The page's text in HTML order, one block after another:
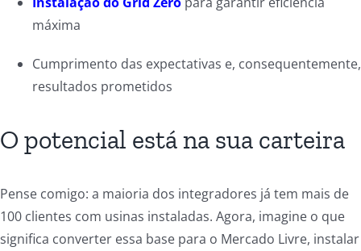
máxima
Cumprimento das expectativas e, consequentemente,
resultados prometidos
O potencial está na sua carteira
Pense comigo: a maioria dos integradores já tem mais de
100 clientes com usinas instaladas. Agora, imagine o que
significa converter essa base para o Mercado Livre, instalar